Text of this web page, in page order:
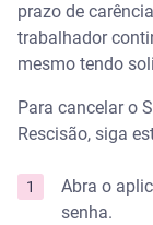
prazo de
trabalhador
mesmo tendo
Para cancelar o
Rescisão, siga
Abra o
senha.